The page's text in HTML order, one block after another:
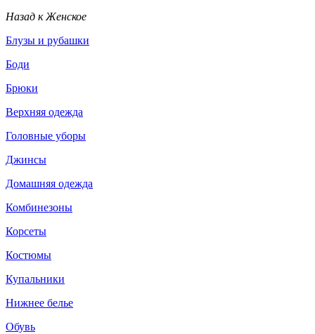
Назад к Женское
Блузы и рубашки
Боди
Брюки
Верхняя одежда
Головные уборы
Джинсы
Домашняя одежда
Комбинезоны
Корсеты
Костюмы
Купальники
Нижнее белье
Обувь